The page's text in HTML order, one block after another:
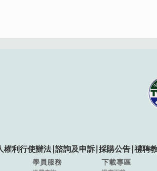
權利行使辦法 諮詢及申訴 採購公告 禮聘
學員服務 下載專區